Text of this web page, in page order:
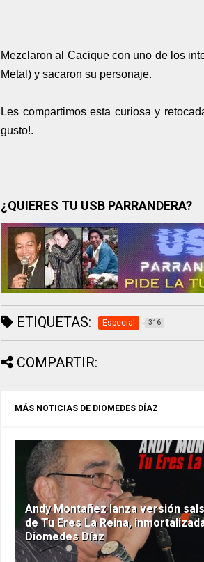
Mezclaron al Cacique con uno de los
Metal) y sacaron su personaje.
Les compartimos esta curiosa y
gusto!.
¿QUIERES TU USB PARRANDERA?
ETIQUETAS: Especial 316
COMPARTIR:
MÁS NOTICIAS DE DIOMEDES DÍAZ
Andy Montañez lanza versión
de Tu Eres La Reina,
Diomedes Díaz